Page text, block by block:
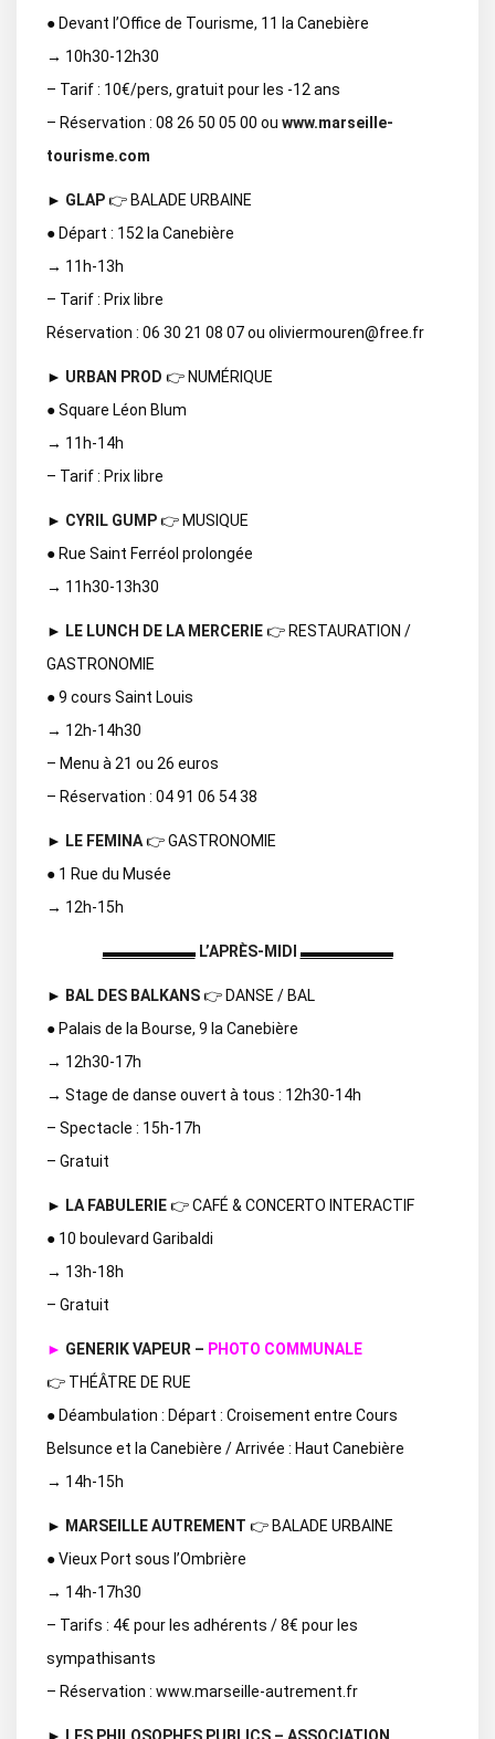
● Devant l’Office de Tourisme, 11 la Canebière
→ 10h30-12h30
– Tarif : 10€/pers, gratuit pour les -12 ans
– Réservation : 08 26 50 05 00 ou www.marseille-
tourisme.com
► GLAP👉 BALADE URBAINE
● Départ : 152 la Canebière
→ 11h-13h
– Tarif : Prix libre
Réservation : 06 30 21 08 07 ou oliviermouren@free.fr
► URBAN PROD 👉 NUMÉRIQUE
● Square Léon Blum
→ 11h-14h
– Tarif : Prix libre
► CYRIL GUMP👉 MUSIQUE
● Rue Saint Ferréol prolongée
→ 11h30-13h30
► LE LUNCH DE LA MERCERIE👉 RESTAURATION /
GASTRONOMIE
● 9 cours Saint Louis
→ 12h-14h30
– Menu à 21 ou 26 euros
– Réservation : 04 91 06 54 38
► LE FEMINA👉 GASTRONOMIE
● 1 Rue du Musée
→ 12h-15h
▬▬▬▬▬▬L’APRÈS-MIDI ▬▬▬▬▬▬
► BAL DES BALKANS👉 DANSE / BAL
● Palais de la Bourse, 9 la Canebière
→ 12h30-17h
→ Stage de danse ouvert à tous : 12h30-14h
– Spectacle : 15h-17h
– Gratuit
► LA FABULERIE👉 CAFÉ & CONCERTO INTERACTIF
● 10 boulevard Garibaldi
→ 13h-18h
– Gratuit
► GENERIK VAPEUR – PHOTO COMMUNALE
👉 THÉÂTRE DE RUE
● Déambulation : Départ : Croisement entre Cours
Belsunce et la Canebière / Arrivée : Haut Canebière
→ 14h-15h
► MARSEILLE AUTREMENT 👉 BALADE URBAINE
● Vieux Port sous l’Ombrière
→ 14h-17h30
– Tarifs : 4€ pour les adhérents / 8€ pour les
sympathisants
– Réservation : www.marseille-autrement.fr